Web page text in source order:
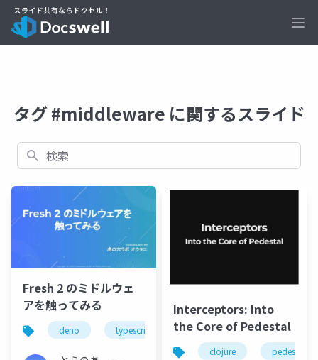
タグ #middleware に関するスライド
検索
Fresh 2 のミドルウェ
アを触ってみる
deno typescript fresh
Interceptors: Into
the Core of Pedestal
clojure pedestal